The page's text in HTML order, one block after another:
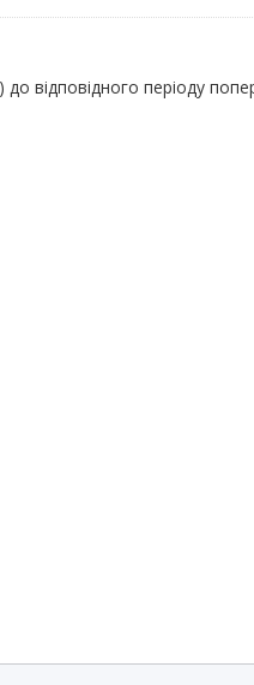
відповідного періоду